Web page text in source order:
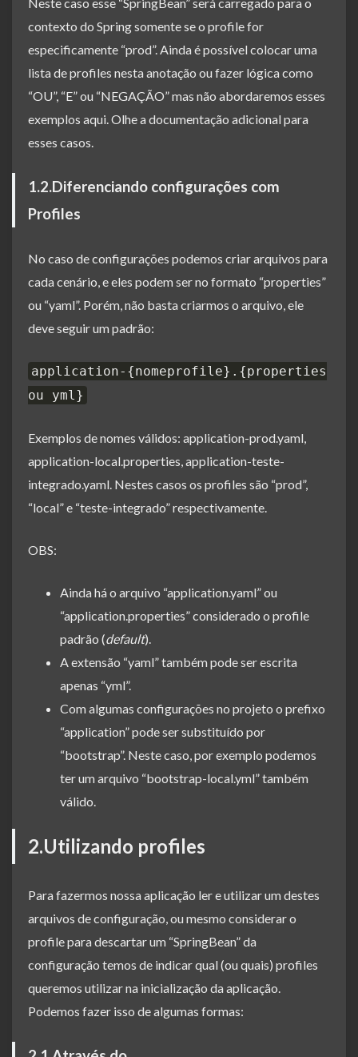
contexto do Spring somente se o profile for
especificamente “prod”. Ainda é possível colocar uma
lista de profiles nesta anotação ou fazer lógica como
“OU”, “E” ou “NEGAÇÃO” mas não abordaremos esses
exemplos aqui. Olhe a documentação adicional para
esses casos.
1.2.Diferenciando configurações com
Profiles
No caso de configurações podemos criar arquivos para
cada cenário, e eles podem ser no formato “properties”
ou “yaml”. Porém, não basta criarmos o arquivo, ele
deve seguir um padrão:
application-{nomeprofile}.{properties
ou yml}
Exemplos de nomes válidos: application-prod.yaml,
application-local.properties, application-teste-
integrado.yaml. Nestes casos os profiles são “prod”,
“local” e “teste-integrado” respectivamente.
OBS:
Ainda há o arquivo “application.yaml” ou
“application.properties” considerado o profile
padrão (default).
A extensão “yaml” também pode ser escrita
apenas “yml”.
Com algumas configurações no projeto o prefixo
“application” pode ser substituído por
“bootstrap”. Neste caso, por exemplo podemos
ter um arquivo “bootstrap-local.yml” também
válido.
2.Utilizando profiles
Para fazermos nossa aplicação ler e utilizar um destes
arquivos de configuração, ou mesmo considerar o
profile para descartar um “SpringBean” da
configuração temos de indicar qual (ou quais) profiles
queremos utilizar na inicialização da aplicação.
Podemos fazer isso de algumas formas: